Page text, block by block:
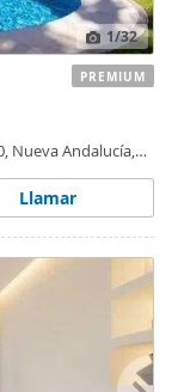
1/32
Nueva Andalucía,
Llamar
PREMIUM